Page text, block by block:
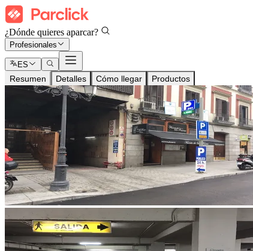
¿Dónde quieres aparcar?
Profesionales
ES
Resumen Detalles Cómo llegar Productos